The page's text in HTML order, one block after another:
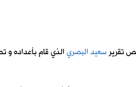
تقريرسعيد البصريالذي قام بأعداده و